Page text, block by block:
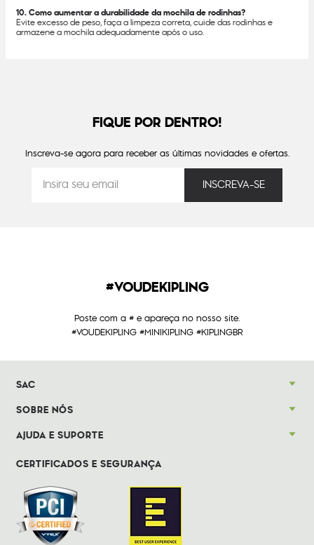
10. Como aumentar a durabilidade da mochila de rodinhas?
Evite excesso de peso, faça a limpeza correta, cuide das rodinhas e
armazene a mochila adequadamente após o uso.
FIQUE POR DENTRO!
Inscreva-se agora para receber as últimas novidades e ofertas.
#VOUDEKIPLING
Poste com a # e apareça no nosso site.
#VOUDEKIPLING #MINIKIPLING #KIPLINGBR
SAC
SOBRE NÓS
AJUDA E SUPORTE
CERTIFICADOS E SEGURANÇA